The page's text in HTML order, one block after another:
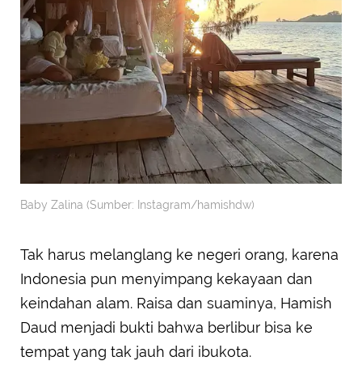
Baby Zalina (Sumber: Instagram/hamishdw)
Tak harus melanglang ke negeri orang, karena
Indonesia pun menyimpang kekayaan dan
keindahan alam. Raisa dan suaminya, Hamish
Daud menjadi bukti bahwa berlibur bisa ke
tempat yang tak jauh dari ibukota.